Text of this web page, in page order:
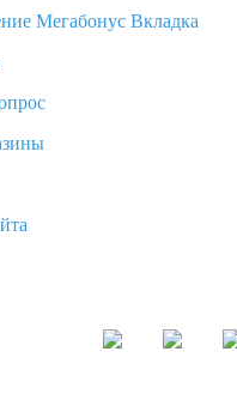
Мегабонус Вкладка